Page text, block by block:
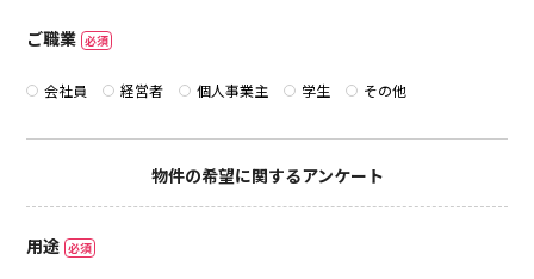
ご職業 必須
会社員 経営者 個人事業主 学生 その他
物件の希望に関するアンケート
用途 必須